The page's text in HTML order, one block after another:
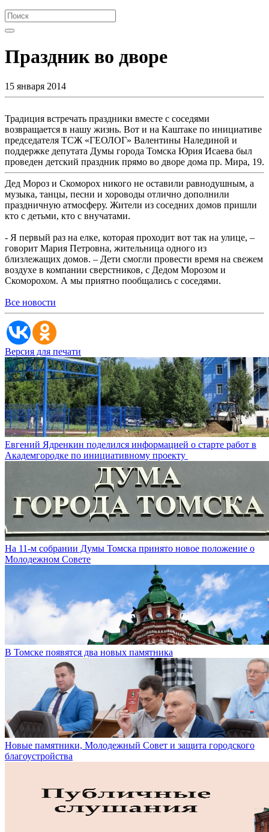
Праздник во дворе
15 января 2014
Традиция встречать праздники вместе с соседями
возвращается в нашу жизнь. Вот и на Каштаке по инициативе
председателя ТСЖ «ГЕОЛОГ» Валентины Налединой и
поддержке депутата Думы города Томска Юрия Исаева был
проведен детский праздник прямо во дворе дома пр. Мира, 19.
Дед Мороз и Скоморох никого не оставили равнодушным, а
музыка, танцы, песни и хороводы отлично дополнили
праздничную атмосферу. Жители из соседних домов пришли
кто с детьми, кто с внучатами.
- Я первый раз на елке, которая проходит вот так на улице, –
говорит Мария Петровна, жительница одного из
близлежащих домов. – Дети смогли провести время на свежем
воздухе в компании сверстников, с Дедом Морозом и
Скоморохом. А мы приятно пообщались с соседями.
Все новости
Версия для печати
Евгений Ядренкин поделился информацией о старте работ в
Академгородке по инициативному проекту
На 11-м собрании Думы Томска принято новое положение о
Молодежном Совете
В Томске появятся два новых памятника
Новые памятники, Молодежный Совет и защита городского
благоустройства